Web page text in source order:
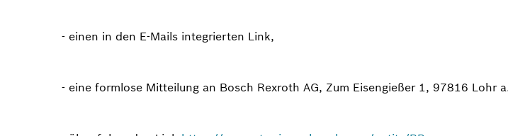
- einen in den E-Mails integrierten Link,
- eine formlose Mitteilung an Bosch Rexroth AG, Zum Eisengießer 1, 97816 Lohr